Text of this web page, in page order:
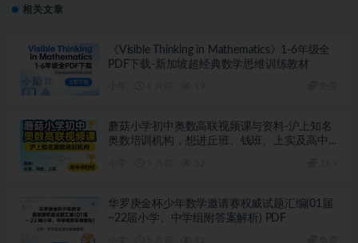
相关文章
《Visible Thinking in Mathematics》1-6年级全
PDF下载-新加坡超经典数学思维训练教材
蘑菇小学初中奥数高联视频课与资料-沪上知名
奥数培训机构，想进丘班、钱班、上实及高中
华罗庚金杯少年数学邀请赛权威试题汇编(01届
~22届小学、中学组附答案解析) PDF